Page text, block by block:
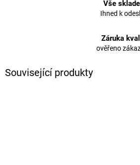
Vše
Ihned k
Záruka
ověřeno
Související produkty